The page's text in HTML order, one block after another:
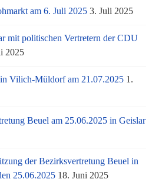
am 6. Juli 2025 3. Juli 2025
mit politischen Vertretern der CDU
2025
Vilich-Müldorf am 21.07.2025 1.
Beuel am 25.06.2025 in Geislar
der Bezirksvertretung Beuel in
25.06.2025 18. Juni 2025